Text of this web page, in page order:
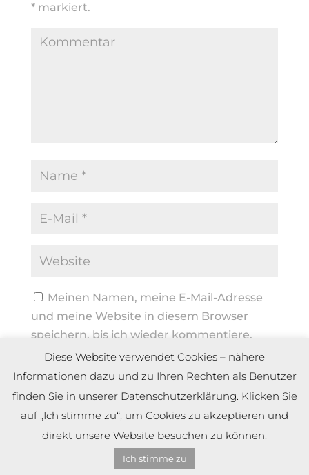
*markiert.
Meinen Namen, meine E-Mail-Adresse
und meine Website in diesem Browser
speichern, bis ich wieder kommentiere.
Copyright by Dennis Meier
Diese Website verwendet Cookies – nähere
Informationen dazu und zu Ihren Rechten als Benutzer
finden Sie in unserer Datenschutzerklärung. Klicken Sie
auf „Ich stimme zu“, um Cookies zu akzeptieren und
direkt unsere Website besuchen zu können.
Ich stimme zu